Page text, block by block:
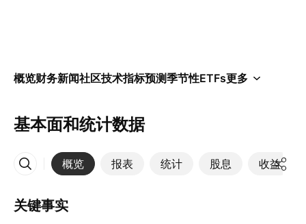
概览财务新闻社区技术指标预测季节性ETFs更多
基本面和统计数据
概览 报表 统计 股息 收益
更多
关键事实